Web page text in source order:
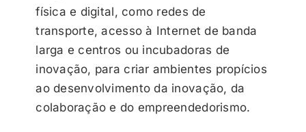
física e digital, como redes de
transporte, acesso à Internet de banda
larga e centros ou incubadoras de
inovação, para criar ambientes propícios
ao desenvolvimento da inovação, da
colaboração e do empreendedorismo.